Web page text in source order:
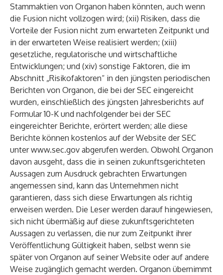
Stammaktien von Organon haben könnten, auch wenn
die Fusion nicht vollzogen wird; (xii) Risiken, dass die
Vorteile der Fusion nicht zum erwarteten Zeitpunkt und
in der erwarteten Weise realisiert werden; (xiii)
gesetzliche, regulatorische und wirtschaftliche
Entwicklungen; und (xiv) sonstige Faktoren, die im
Abschnitt „Risikofaktoren“ in den jüngsten periodischen
Berichten von Organon, die bei der SEC eingereicht
wurden, einschließlich des jüngsten Jahresberichts auf
Formular 10-K und nachfolgender bei der SEC
eingereichter Berichte, erörtert werden; alle diese
Berichte können kostenlos auf der Website der SEC
unterwww.sec.gov abgerufen werden. Obwohl Organon
davon ausgeht, dass die in seinen zukunftsgerichteten
Aussagen zum Ausdruck gebrachten Erwartungen
angemessen sind, kann das Unternehmen nicht
garantieren, dass sich diese Erwartungen als richtig
erweisen werden. Die Leser werden darauf hingewiesen,
sich nicht übermäßig auf diese zukunftsgerichteten
Aussagen zu verlassen, die nur zum Zeitpunkt ihrer
Veröffentlichung Gültigkeit haben, selbst wenn sie
später von Organon auf seiner Website oder auf andere
Weise zugänglich gemacht werden. Organon übernimmt